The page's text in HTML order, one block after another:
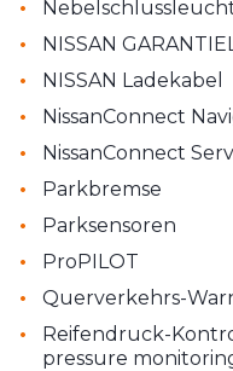
• NISSAN
• NISSAN Ladekabel
• NissanConnect
• NissanConnect
• Parkbremse
• Parksensoren
• ProPILOT
• Querverkehrs-
•
Reifendruck-
pressure